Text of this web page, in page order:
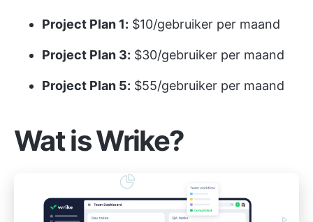
Project Plan 1: $10/gebruiker per maand
Project Plan 3: $30/gebruiker per maand
Project Plan 5: $55/gebruiker per maand
Wat is Wrike?